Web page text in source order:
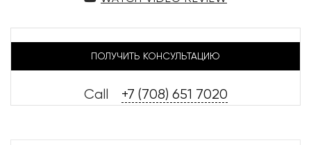
ПОЛУЧИТЬ КОНСУЛЬТАЦИЮ
Call +7 (708) 651 7020